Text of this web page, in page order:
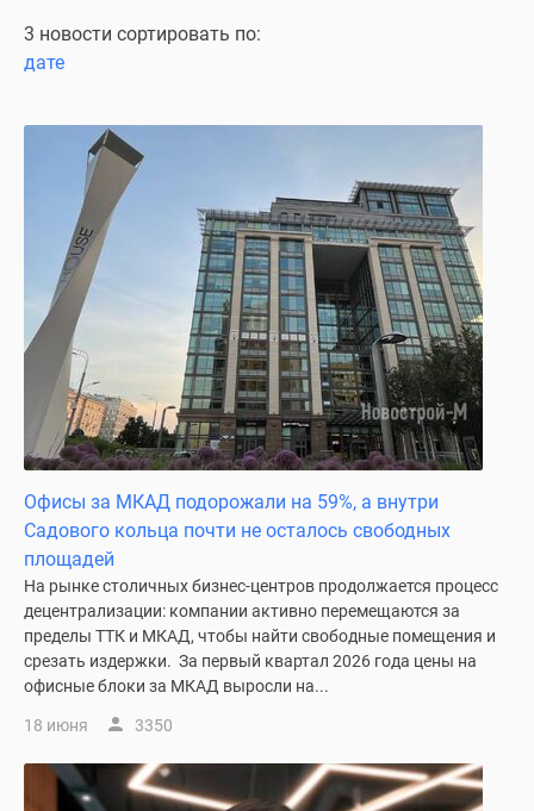
Специальные
предложения
застройщики
Панорамы
новостроек
Видеообзор
новостроек
Экспертиза
новостроек
Экология
Москвы
Студии
комнатные
комнатные
комнатные
карте
Ипотечный
3 новости сортировать по:
дате
Офисы за МКАД подорожали на 59%, а внутри
Садового кольца почти не осталось свободных
площадей
На рынке столичных бизнес-центров продолжается процесс
децентрализации: компании активно перемещаются за
пределы ТТК и МКАД, чтобы найти свободные помещения и
срезать издержки. За первый квартал 2026 года цены на
офисные блоки за МКАД выросли на...
18 июня 3350